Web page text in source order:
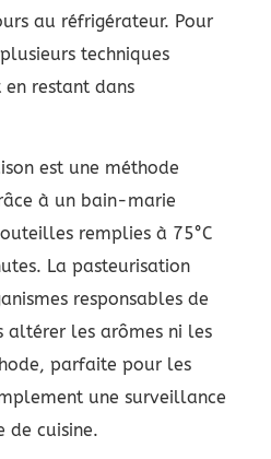
au réfrigérateur. Pour
techniques
restant dans
est une méthode
à un bain-marie
remplies à 75°C
La pasteurisation
responsables de
altérer les arômes ni les
parfaite pour les
une surveillance
de cuisine.